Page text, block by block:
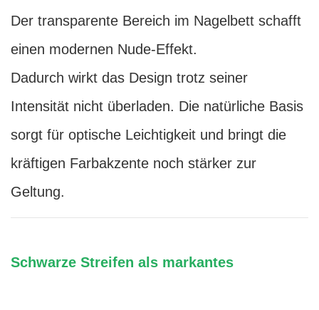
Der transparente Bereich im Nagelbett schafft
einen modernen Nude-Effekt.
Dadurch wirkt das Design trotz seiner
Intensität nicht überladen. Die natürliche Basis
sorgt für optische Leichtigkeit und bringt die
kräftigen Farbakzente noch stärker zur
Geltung.
Schwarze Streifen als markantes